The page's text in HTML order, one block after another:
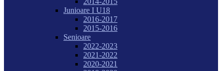
Junioare I U18
2016-2017
2015-2016
Senioare
2022-2023
2021-2022
2020-2021